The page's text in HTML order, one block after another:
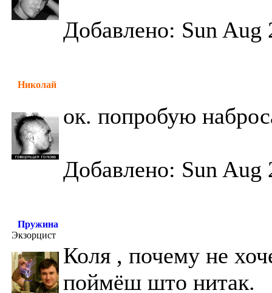
Добавлено: Sun Aug
Николай
ок. попробую
Добавлено: Sun Aug
Пружина
Экзорцист
Коля , почему не
поймёш што нитак.